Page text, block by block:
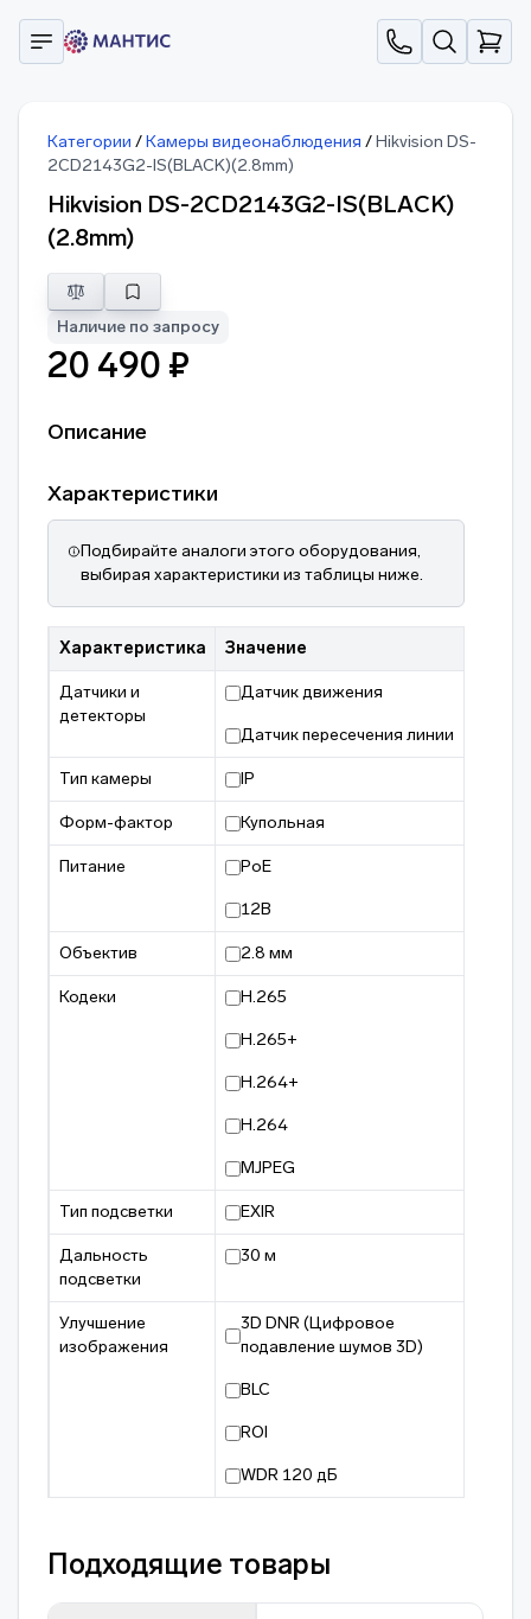
Категории /Камеры видеонаблюдения /Hikvision DS-
2CD2143G2-IS(BLACK)(2.8mm)
Hikvision DS-2CD2143G2-IS(BLACK)
(2.8mm)
Наличие по запросу
20 490 ₽
Описание
Характеристики
Подбирайте аналоги этого оборудования,
выбирая характеристики из таблицы ниже.
Характеристика Значение
Датчики и
детекторы
Датчик движения
Датчик пересечения линии
Тип камеры IP
Форм-фактор Купольная
Питание PoE
12В
Объектив 2.8 мм
Кодеки H.265
H.265+
H.264+
H.264
MJPEG
Тип подсветки EXIR
Дальность
подсветки
30 м
Улучшение
изображения
3D DNR (Цифровое
подавление шумов 3D)
BLC
ROI
WDR 120 дБ
Подходящие товары